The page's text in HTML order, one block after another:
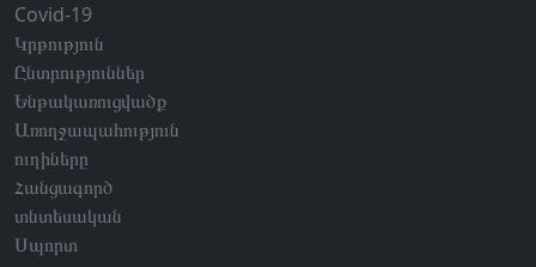
Covid-19
Կրթություն
Ընտրություններ
Ենթակառուցվածք
Առողջապահություն
ուղիները
Հանցագործ
տնտեսական
Սպորտ